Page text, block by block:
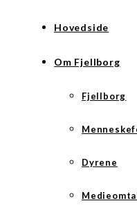
Hovedside
Om Fjellborg
Fjellborg
Dyrene